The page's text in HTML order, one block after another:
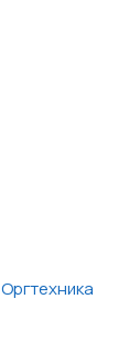
Оргтехника